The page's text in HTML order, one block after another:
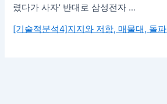
렸다가 사자’ 반대로 삼성전자 …
[기술적분석4]지지와 저항, 매물대, 돌파